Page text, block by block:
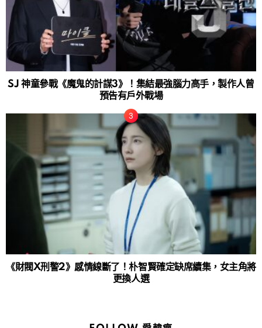
SJ 神童參戰《魔鬼的計謀3》！集結最強腦力高手，製作人曾
預告有戶外戰場
《財閥X刑警2》感情線斷了！朴智賢確定缺席續集，女主角將
更換人選